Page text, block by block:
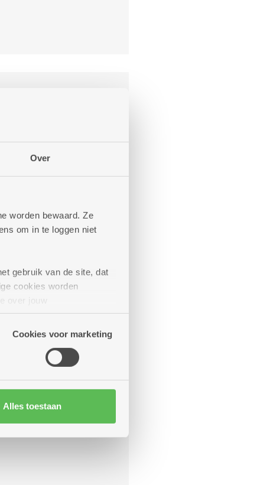
Over
worden bewaard. Ze
om in te loggen niet
gebruik van de site, dat
cookies worden
over jouw
kunnen deze gegevens
Cookies voor marketing
Alles toestaan
SITE IN AANBOUW